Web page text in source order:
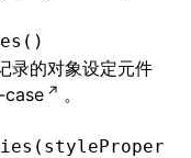
录的对象设定元件
。